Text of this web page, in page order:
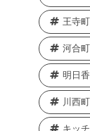
王寺町
河合町
明日
川西町
キッ